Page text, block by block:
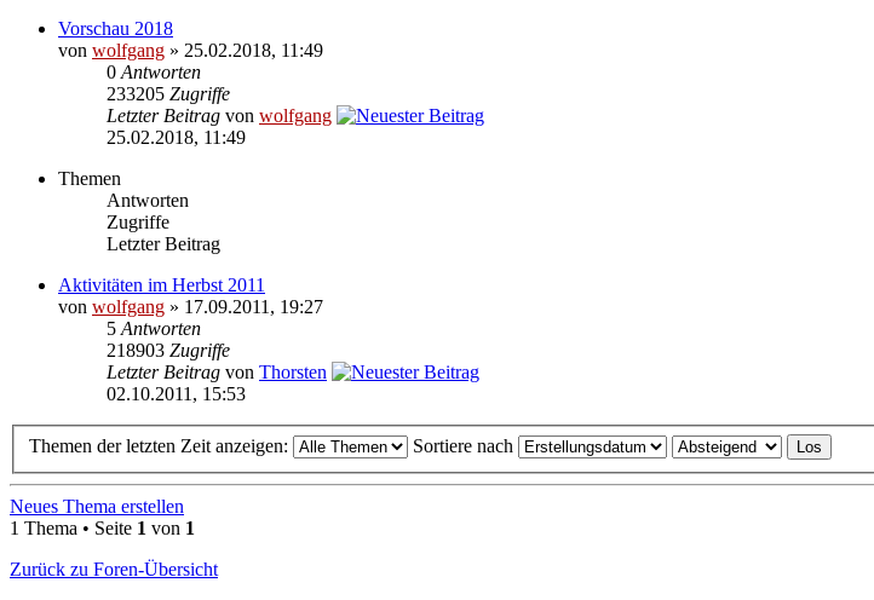
Vorschau 2018
von wolfgang » 25.02.2018, 11:49
0Antworten
233205 Zugriffe
Letzter Beitrag von wolfgang
25.02.2018, 11:49
Themen
Antworten
Zugriffe
Letzter Beitrag
Aktivitäten im Herbst 2011
von wolfgang » 17.09.2011, 19:27
5Antworten
218903 Zugriffe
Letzter Beitrag von Thorsten
02.10.2011, 15:53
Themen der letzten Zeit anzeigen: Sortiere nach
Neues Thema erstellen
1 Thema • Seite 1 von 1
Zurück zu Foren-Übersicht